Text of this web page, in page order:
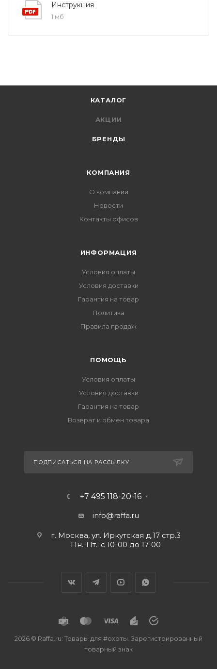
Инструкция
1 мб
КАТАЛОГ
АКЦИИ
БРЕНДЫ
КОМПАНИЯ
О компании
Новости
Контакты офисов
ИНФОРМАЦИЯ
Условия оплаты
Условия доставки
Гарантия на товар
Политика
Правила продаж
ПОМОЩЬ
Условия оплаты
Условия доставки
Гарантия на товар
Возврат и обмен товара
ПОДПИСАТЬСЯ НА РАССЫЛКУ
+7 495 118-20-16
info@raffa.ru
г. Москва, ул. Иркутская д.17 стр.3
Пн.-Пт.: с 10-00 до 17-00
2026 © Raffa.ru: Товары для #охоты. Зарегистрированный
товарный знак